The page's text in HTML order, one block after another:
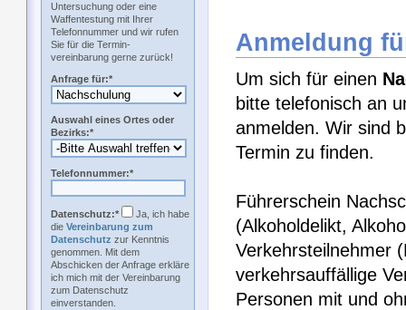
Untersuchung oder eine
Waffentestung mit Ihrer
Telefonnummer und wir rufen
Sie für die Termin-
vereinbarung gerne zurück!
Anfrage für:*
Auswahl eines Ortes oder
Bezirks:*
Telefonnummer:*
Datenschutz:*
Ja, ich habe
die Vereinbarung zum
Datenschutz zur Kenntnis
genommen. Mit dem
Abschicken der Anfrage erkläre
ich mich mit der Vereinbarung
zum Datenschutz
einverstanden.
Anmeldung
Um sich für einen
bitte telefonisch an
anmelden. Wir sind
Termin zu finden.
Führerschein
(Alkoholdelikt,
Verkehrsteilnehmer
verkehrsauffällige
Personen mit und